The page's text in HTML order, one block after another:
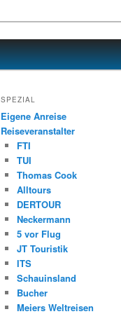
SPEZIAL
Eigene Anreise
Reiseveranstalter
FTI
TUI
Thomas Cook
Alltours
DERTOUR
Neckermann
5 vor Flug
JT Touristik
ITS
Schauinsland
Bucher
Meiers Weltreisen